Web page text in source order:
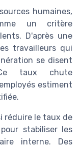
humaines,
un critère
D'après une
travailleurs qui
se disent
taux chute
estiment
réduire le taux de
stabiliser les
interne. Des